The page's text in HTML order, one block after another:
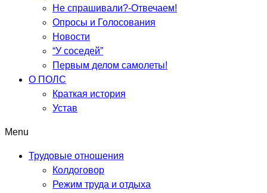
Не спрашивали?-Отвечаем!
Опросы и Голосования
Новости
“У соседей”
Первым делом самолеты!
О ПОЛС
Краткая история
Устав
Menu
Трудовые отношения
Колдоговор
Режим труда и отдыха